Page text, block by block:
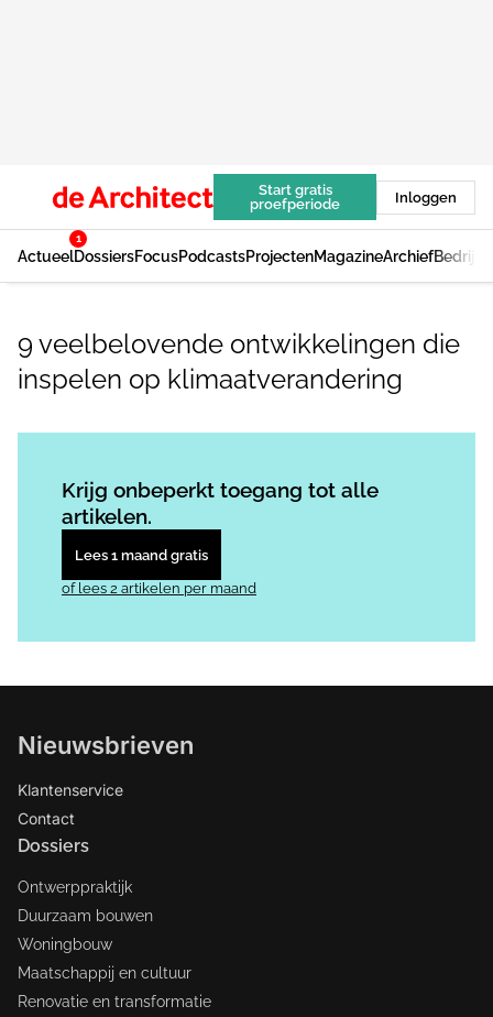
Start gratis
proefperiode
Inloggen
Actueel
1
DossiersFocusPodcastsProjectenMagazineArchief
9 veelbelovende ontwikkelingen die
inspelen op klimaatverandering
Krijg onbeperkt toegang tot alle
artikelen.
Lees 1 maand gratis
of lees 2 artikelen per maand
Nieuwsbrieven
Klantenservice
Contact
Dossiers
Ontwerppraktijk
Duurzaam bouwen
Woningbouw
Maatschappij en cultuur
Renovatie en transformatie